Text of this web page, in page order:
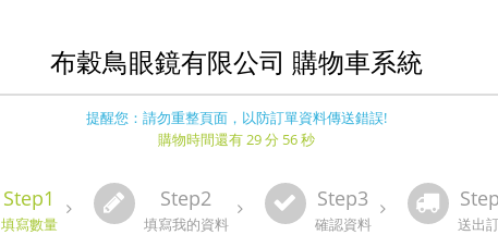
布穀鳥眼鏡有限公司 購物車系統
提醒您：請勿重整頁面，以防訂單資料傳送錯誤!
購物時間還有 29 分 56 秒
Step1
填寫數量
Step2
填寫我的資料
Step3
確認資料 送出